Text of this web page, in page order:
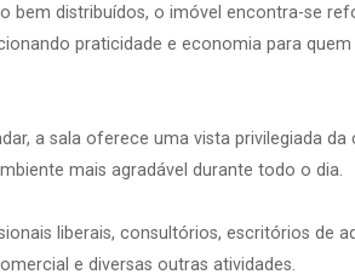
bem distribuídos, o imóvel encontra-se
praticidade e economia para quem
a sala oferece uma vista privilegiada
mais agradável durante todo o dia.
liberais, consultórios, escritórios de
e diversas outras atividades.